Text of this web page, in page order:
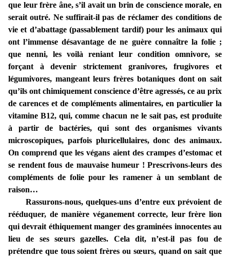
que leur frère âne, s’il avait un brin de conscience morale, en
serait outré. Ne suffirait-il pas de réclamer des conditions de
vie et d’abattage (passablement tardif) pour les animaux qui
ont l’immense désavantage de ne guère connaître la folie ;
que nenni, les voilà reniant leur condition omnivore, se
forçant à devenir strictement granivores, frugivores et
légumivores, mangeant leurs frères botaniques dont on sait
qu’ils ont chimiquement conscience d’être agressés, ce au prix
de carences et de compléments alimentaires, en particulier la
vitamine B12, qui, comme chacun ne le sait pas, est produite
à partir de bactéries, qui sont des organismes vivants
microscopiques, parfois pluricellulaires, donc des animaux.
On comprend que les végans aient des crampes d’estomac et
se rendent fous de mauvaise humeur ! Prescrivons-leurs des
compléments de folie pour les ramener à un semblant de
raison…
Rassurons-nous, quelques-uns d’entre eux prévoient de
rééduquer, de manière véganement correcte, leur frère lion
qui devrait éthiquement manger des graminées innocentes au
lieu de ses sœurs gazelles. Cela dit, n’est-il pas fou de
prétendre que tous soient frères ou sœurs, quand on sait que